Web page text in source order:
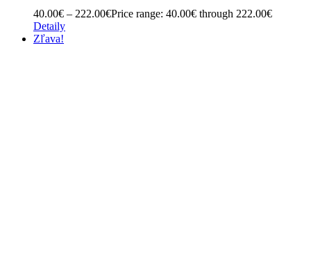
40.00€ – 222.00€Price range: 40.00€ through 222.00€
Detaily
Zľava!